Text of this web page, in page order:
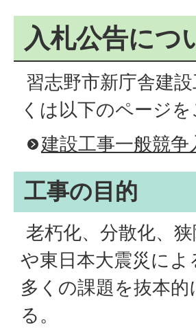
入札公告につ
習志野市新庁舎建
くは以下のページ
建設工事一般競
工事の目的
老朽化、分散化、
や東日本大震災に
多くの課題を抜本
る。